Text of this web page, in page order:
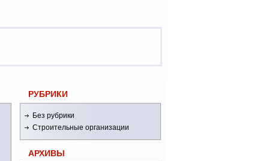
РУБРИКИ
Без рубрики
Строительные организации
АРХИВЫ